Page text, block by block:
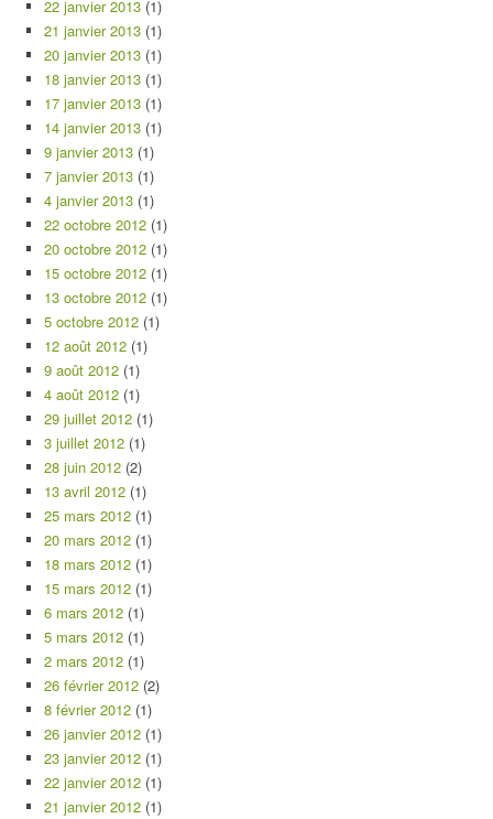
22 janvier 2013 (1)
21 janvier 2013 (1)
20 janvier 2013 (1)
18 janvier 2013 (1)
17 janvier 2013 (1)
14 janvier 2013 (1)
9 janvier 2013 (1)
7 janvier 2013 (1)
4 janvier 2013 (1)
22 octobre 2012 (1)
20 octobre 2012 (1)
15 octobre 2012 (1)
13 octobre 2012 (1)
5 octobre 2012 (1)
12 août 2012 (1)
9 août 2012 (1)
4 août 2012 (1)
29 juillet 2012 (1)
3 juillet 2012 (1)
28 juin 2012 (2)
13 avril 2012 (1)
25 mars 2012 (1)
20 mars 2012 (1)
18 mars 2012 (1)
15 mars 2012 (1)
6 mars 2012 (1)
5 mars 2012 (1)
2 mars 2012 (1)
26 février 2012 (2)
8 février 2012 (1)
26 janvier 2012 (1)
23 janvier 2012 (1)
22 janvier 2012 (1)
21 janvier 2012 (1)